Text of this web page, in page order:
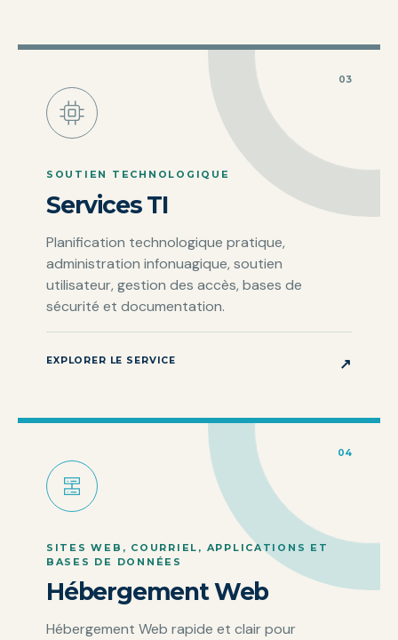
03
SOUTIEN TECHNOLOGIQUE
Services TI
Planification technologique pratique,
administration infonuagique, soutien
utilisateur, gestion des accès, bases de
sécurité et documentation.
EXPLORER LE SERVICE ↗
04
SITES WEB, COURRIEL, APPLICATIONS ET
BASES DE DONNÉES
Hébergement Web
Hébergement Web rapide et clair pour